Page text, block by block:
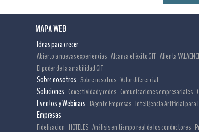
MAPA WEB
Ideas para crecer
Abierto a nuevas experiencias Alcanza el éxito GIT Alienta
El poder de la amabilidad GIT
Sobre nosotros Sobre nosotros Valor diferencial
Soluciones Conectividad y redes Comunicaciones empresariales
Eventos y Webinars IAgente Empresas Inteligencia Artificial para
Empresas
Fidelizacion HOTELES Análisis en tiempo real de los conductores